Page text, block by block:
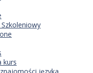
kurs